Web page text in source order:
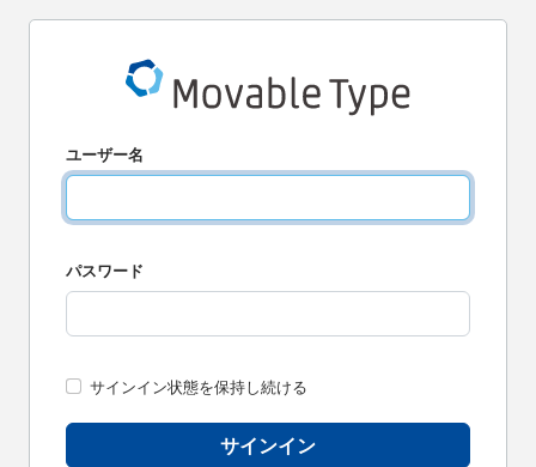
ユーザー名
パスワード
サインイン状態を保持し続ける
サインイン